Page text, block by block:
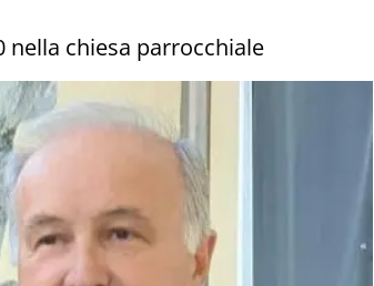
nella chiesa parrocchiale